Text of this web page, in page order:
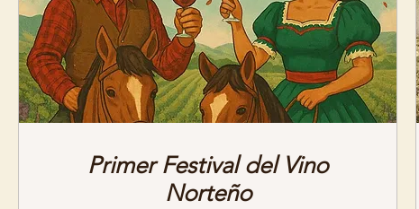
Primer Festival del Vino
Norteño